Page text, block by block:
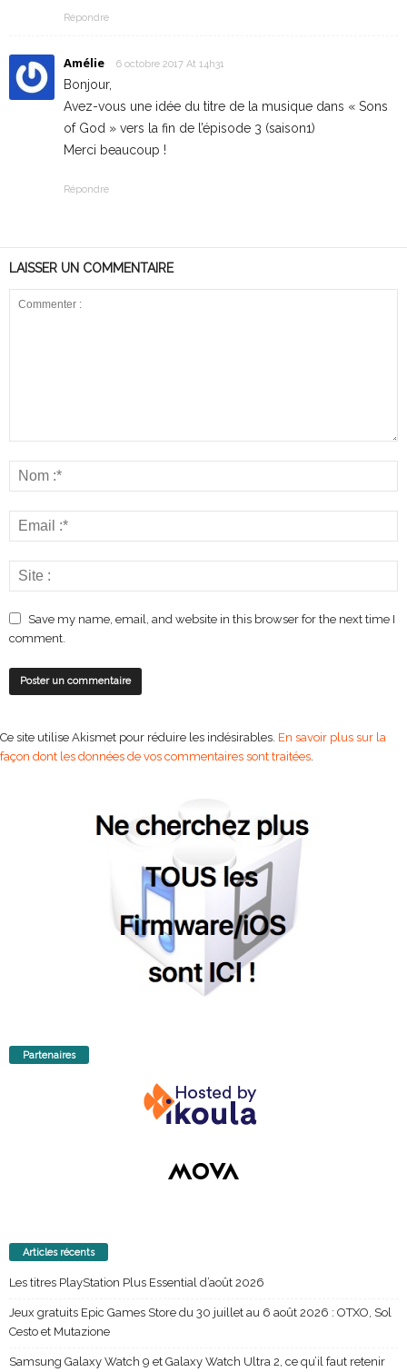
Répondre
Amélie 6 octobre 2017 At 14h31
Bonjour,
Avez-vous une idée du titre de la musique dans « Sons
of God » vers la fin de l’épisode 3 (saison1)
Merci beaucoup !
Répondre
LAISSER UN COMMENTAIRE
Save my name, email, and website in this browser for the next time I
comment.
Ce site utilise Akismet pour réduire les indésirables. En savoir plus sur la
façon dont les données de vos commentaires sont traitées.
Partenaires
Articles récents
Les titres PlayStation Plus Essential d’août 2026
Jeux gratuits Epic Games Store du 30 juillet au 6 août 2026 : OTXO, Sol
Cesto et Mutazione
Samsung Galaxy Watch 9 et Galaxy Watch Ultra 2, ce qu’il faut retenir